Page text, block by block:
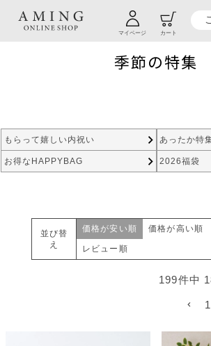
マイページ カート
TOP 暮らし商品一覧
季節の特集
もらって嬉しい内祝い あったか特
お得なHAPPYBAG 2026福袋
並び替
え
価格が安い順 価格が高い順
レビュー順
199件中
1